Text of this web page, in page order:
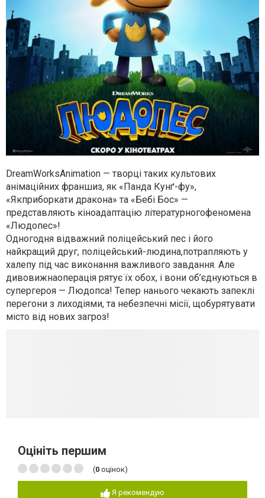
DreamWorksAnimation — творці таких культових
анімаційних франшиз, як «Панда Кунґ-фу»,
«Якприборкати дракона» та «Бебі Бос» —
представляють кіноадаптацію літературногофеномена
«Людопес»!
Одногодня відважний поліцейський пес і його
найкращий друг, поліцейський-людина,потрапляють у
халепу під час виконання важливого завдання. Але
дивовижнаоперація рятує їх обох, і вони об’єднуються в
супергероя — Людопса! Тепер нанього чекають запеклі
перегони з лиходіями, та небезпечні місії, щобурятувати
місто від нових загроз!
Оцініть першим
(0 оцінок)
Я рекомендую